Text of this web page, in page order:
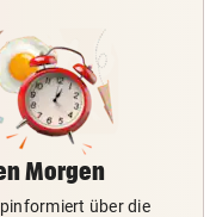
Morgen
über die